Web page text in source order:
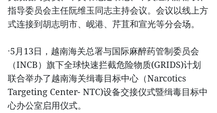
指导委员会主任阮维玉同志主持会议。会议以线上方
式连接到胡志明市、岘港、芹苴和宣光等分会场。
·5月13日，越南海关总署与国际麻醉药管制委员会
（INCB）旗下全球快速拦截危险物质(GRIDS)计划
联合举办了越南海关缉毒目标中心（Narcotics
Targeting Center- NTC)设备交接仪式暨缉毒目标中
心办公室启用仪式。